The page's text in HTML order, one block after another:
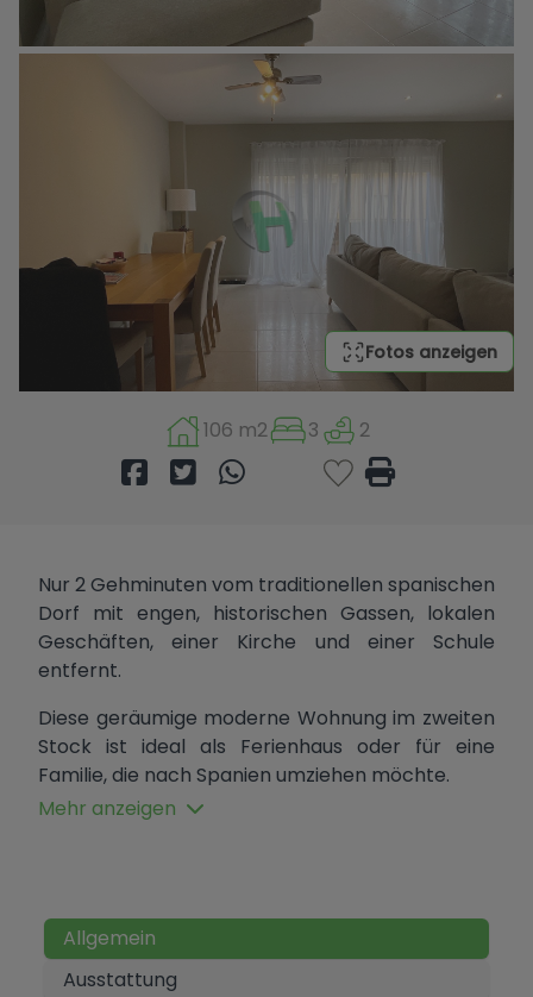
Fotos anzeigen
106 m2 3 2
Nur 2 Gehminuten vom traditionellen spanischen
Dorf mit engen, historischen Gassen, lokalen
Geschäften, einer Kirche und einer Schule
entfernt.
Diese geräumige moderne Wohnung im zweiten
Stock ist ideal als Ferienhaus oder für eine
Familie, die nach Spanien umziehen möchte.
3 Doppelzimmer, alle mit Einbauschränken. 2
Eine separate Küche mit integriertem
Ofen/Herd und freistehendem
Kühlschrank/Gefrierfach, Waschmaschine und
Mehr anzeigen
Allgemein
Ausstattung